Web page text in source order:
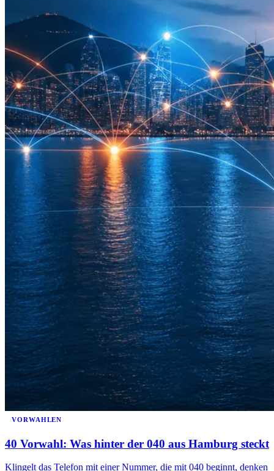
VORWAHLEN
40 Vorwahl: Was hinter der 040 aus Hamburg steckt
Klingelt das Telefon mit einer Nummer, die mit 040 beginnt, denken